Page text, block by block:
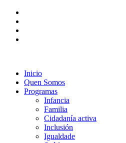
Inicio
Quen Somos
Programas
Infancia
Familia
Cidadanía activa
Inclusión
Igualdade